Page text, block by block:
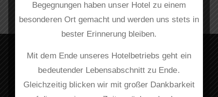
Begegnungen haben unser Hotel zu einem
besonderen Ort gemacht und werden uns stets in
bester Erinnerung bleiben.
Mit dem Ende unseres Hotelbetriebs geht ein
bedeutender Lebensabschnitt zu Ende.
Gleichzeitig blicken wir mit großer Dankbarkeit